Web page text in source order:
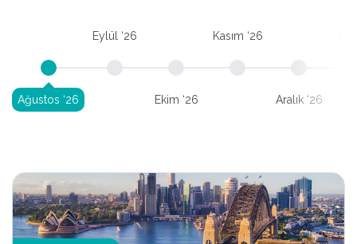
Ağustos ‘26
Eylül ‘26
Ekim ‘26
Kasım ‘26
Aralık ‘26